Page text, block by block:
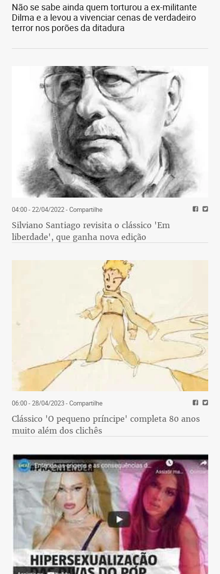
Não se sabe ainda quem torturou a ex-militante
Dilma e a levou a vivenciar cenas de verdadeiro
terror nos porões da ditadura
04:00 - 22/04/2022- Compartilhe
Silviano Santiago revisita o clássico 'Em
liberdade', que ganha nova edição
06:00 - 28/04/2023- Compartilhe
Clássico 'O pequeno príncipe' completa 80 anos
muito além dos clichês